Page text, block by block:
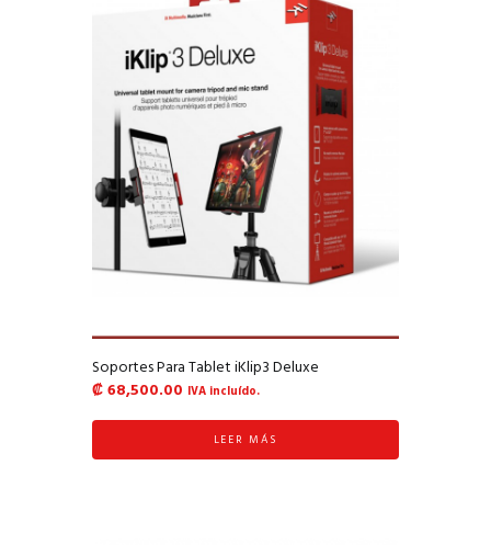
Soportes Para Tablet iKlip3 Deluxe
₡68,500.00 IVA incluído.
LEER MÁS